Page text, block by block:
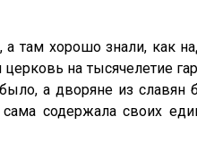
там хорошо знали, как
на тысячелетие
а дворяне из славян
содержала своих